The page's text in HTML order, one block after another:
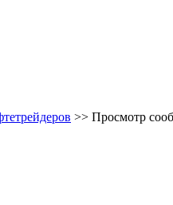
>> Просмотр